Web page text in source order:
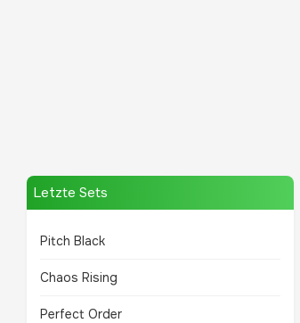
Letzte Sets
Pitch Black
Chaos Rising
Perfect Order